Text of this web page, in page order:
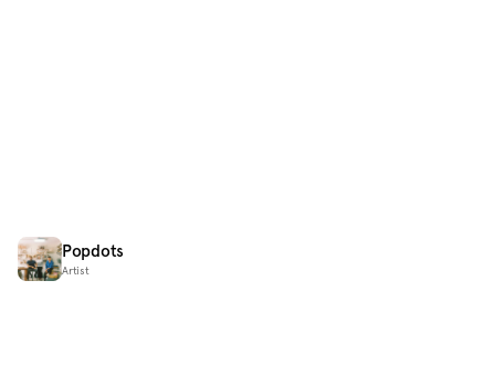
Popdots
Artist